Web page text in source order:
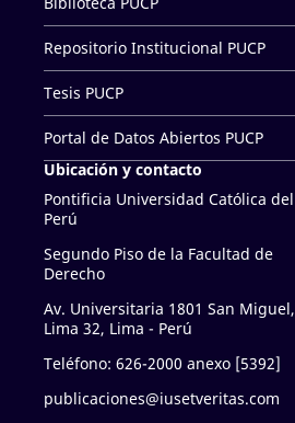
Repositorio Institucional PUCP
Tesis PUCP
Portal de Datos Abiertos PUCP
Ubicación y contacto
Pontificia Universidad Católica del
Perú
Segundo Piso de la Facultad de
Derecho
Av. Universitaria 1801 San Miguel,
Lima 32, Lima - Perú
Teléfono: 626-2000 anexo [5392]
publicaciones@iusetveritas.com